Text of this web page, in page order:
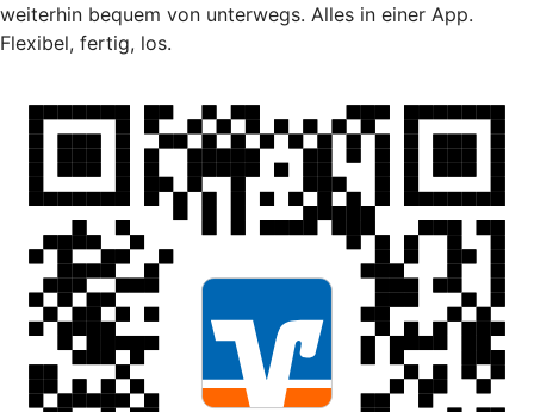
weiterhin bequem von unterwegs. Alles in einer App.
Flexibel, fertig, los.